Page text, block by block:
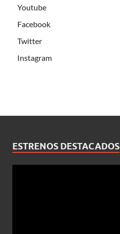
Youtube
Facebook
Twitter
Instagram
ESTRENOS DESTACADOS